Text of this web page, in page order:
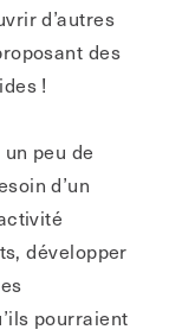
d’autres
des
!
peu de
d’un
développer
pourraient